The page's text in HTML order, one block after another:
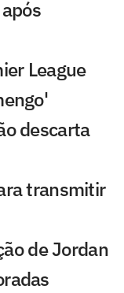
League
descarta
transmitir
de Jordan